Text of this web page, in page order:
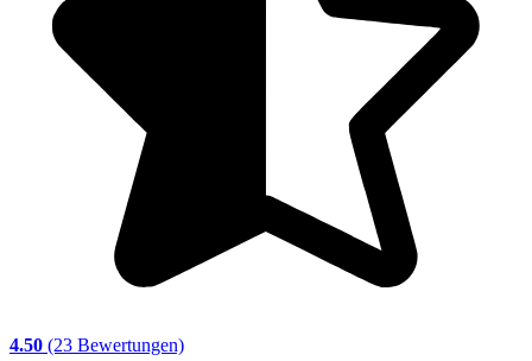
4.50 (23 Bewertungen)